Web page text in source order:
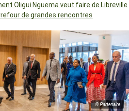
Oligui Nguema veut faire de Libreville
de grandes rencontres
© Partenaire